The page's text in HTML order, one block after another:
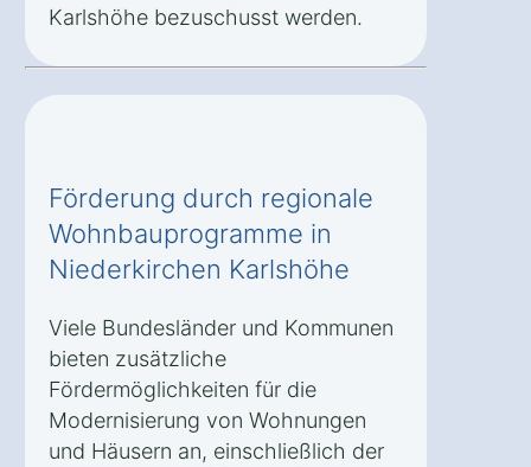
Karlshöhe bezuschusst werden.
Förderung durch regionale
Wohnbauprogramme in
Niederkirchen Karlshöhe
Viele Bundesländer und Kommunen
bieten zusätzliche
Fördermöglichkeiten für die
Modernisierung von Wohnungen
und Häusern an, einschließlich der